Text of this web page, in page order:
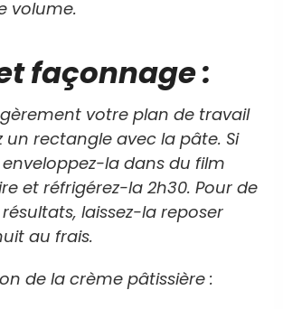
volume.
façonnage :
votre plan de travail
un rectangle avec la pâte. Si
enveloppez-la dans du film
et réfrigérez-la 2h30. Pour de
laissez-la reposer
au frais.
de la crème pâtissière :